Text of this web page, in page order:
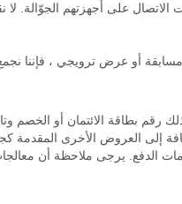
الاتصال على أجهزتهم الجوّالة.
أو عرض ترويجي ، فإننا
إلى العروض الأخرى المقدمة
الدفع. يرجى ملاحظة أن